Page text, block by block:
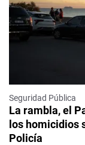
Seguridad Pública
La rambla, el
los homicidios
Policía